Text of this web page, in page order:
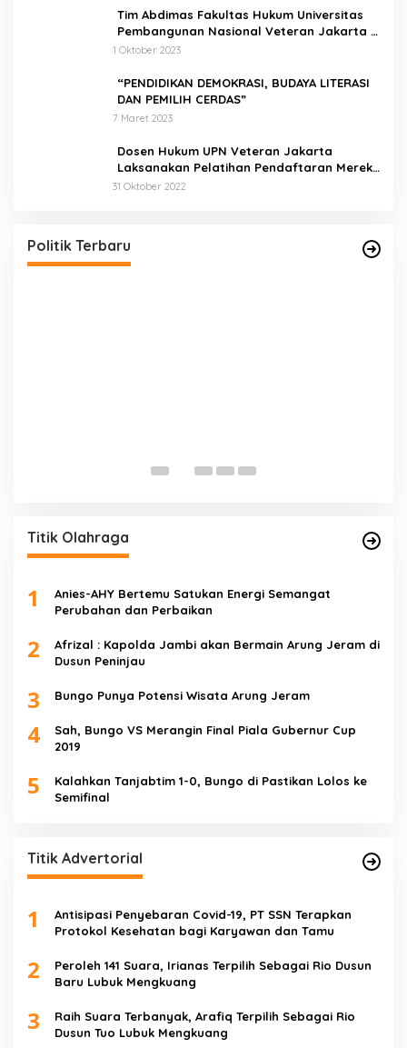
Tim Abdimas Fakultas Hukum Universitas
Pembangunan Nasional Veteran Jakarta
Melakukan Pendampingan dan
1 Oktober 2023
“PENDIDIKAN DEMOKRASI, BUDAYA LITERASI
DAN PEMILIH CERDAS”
7 Maret 2023
Dosen Hukum UPN Veteran Jakarta
Laksanakan Pelatihan Pendaftaran Merek
di Desa Jatisura Kabupaten Indramayu
31 Oktober 2022
Politik Terbaru
Di Politik, Titik Kota Jambi
Titik Olahraga
1
Anies-AHY Bertemu Satukan Energi Semangat
Perubahan dan Perbaikan
2
Afrizal : Kapolda Jambi akan Bermain Arung Jeram di
Dusun Peninjau
3 Bungo Punya Potensi Wisata Arung Jeram
4
Sah, Bungo VS Merangin Final Piala Gubernur Cup
2019
5
Kalahkan Tanjabtim 1-0, Bungo di Pastikan Lolos ke
Semifinal
Titik Advertorial
1
Antisipasi Penyebaran Covid-19, PT SSN Terapkan
Protokol Kesehatan bagi Karyawan dan Tamu
2
Peroleh 141 Suara, Irianas Terpilih Sebagai Rio Dusun
Baru Lubuk Mengkuang
3
Raih Suara Terbanyak, Arafiq Terpilih Sebagai Rio
Dusun Tuo Lubuk Mengkuang